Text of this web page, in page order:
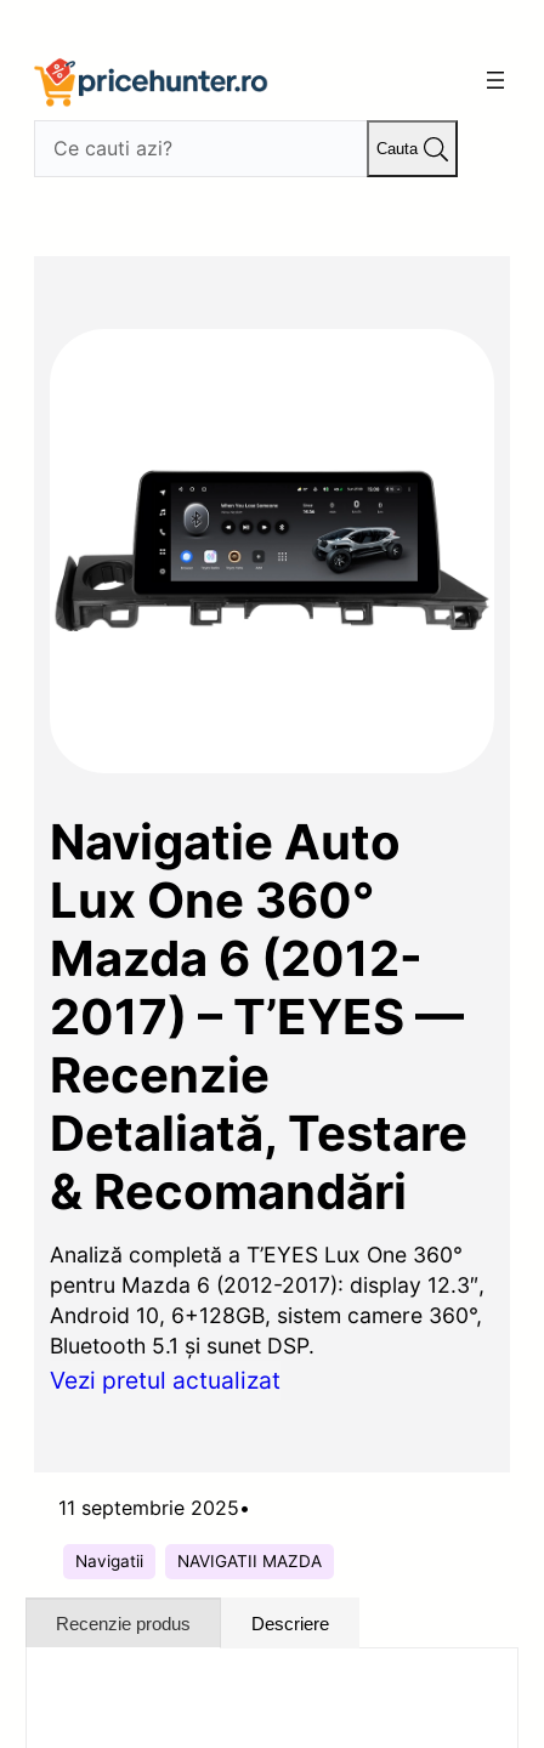
conținut
Cauta
Navigatie Auto
Lux One 360°
Mazda 6 (2012-
2017) – T’EYES —
Recenzie
Detaliată, Testare
& Recomandări
Analiză completă a T’EYES Lux One 360°
pentru Mazda 6 (2012-2017): display 12.3″,
Android 10, 6+128GB, sistem camere 360°,
Bluetooth 5.1 și sunet DSP.
Vezi pretul actualizat
11 septembrie 2025•
Navigatii NAVIGATII MAZDA
Recenzie produs Descriere